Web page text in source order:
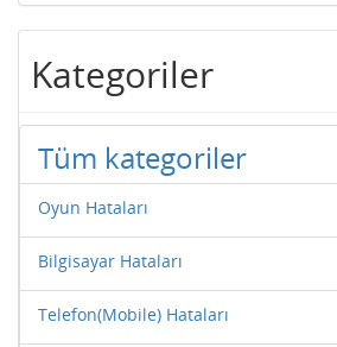
Kategoriler
Tüm kategoriler
Oyun Hataları
Bilgisayar Hataları
Telefon(Mobile) Hataları